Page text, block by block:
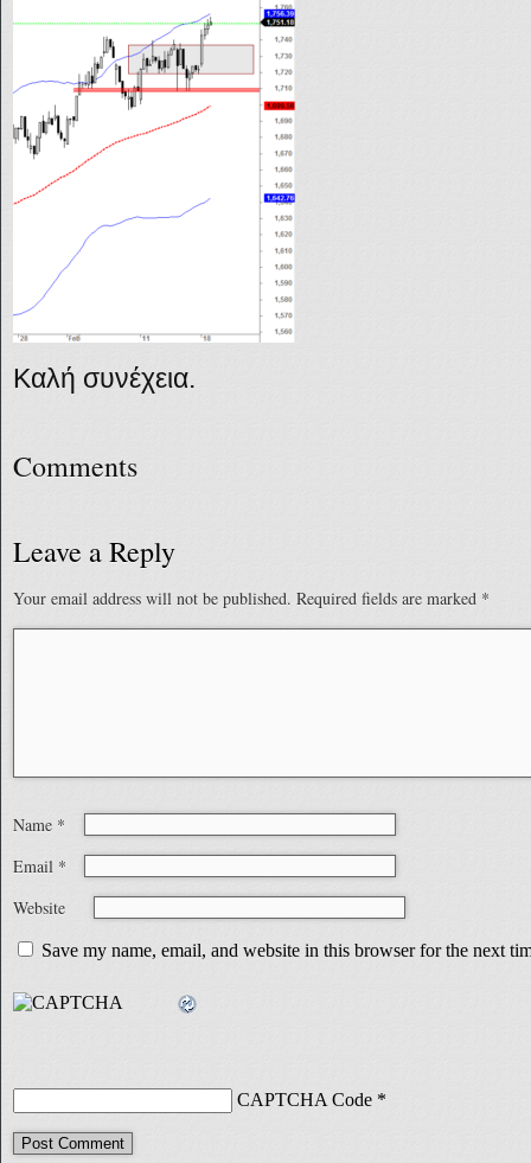
Καλή συνέχεια.
Comments
Leave a Reply
Your email address will not be published. Required fields are marked *
Name *
Email *
Website
Save my name, email, and website in this browser for the next
CAPTCHA Code *